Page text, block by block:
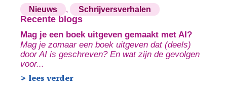
Nieuws , Schrijversverhalen
Recente blogs
Mag je een boek uitgeven gemaakt met AI?
Mag je zomaar een boek uitgeven dat (deels)
door AI is geschreven? En wat zijn de gevolgen
voor...
> lees verder